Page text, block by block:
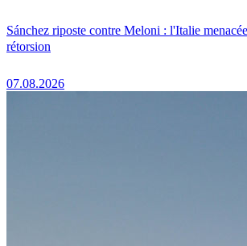
Sánchez riposte contre Meloni : l'Italie
rétorsion
07.08.2026